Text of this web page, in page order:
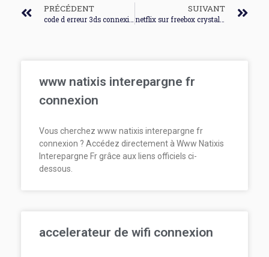
PRÉCÉDENT SUIVANT
www natixis interepargne fr
connexion
Vous cherchez www natixis interepargne fr
connexion ? Accédez directement à Www Natixis
Interepargne Fr grâce aux liens officiels ci-
dessous.
accelerateur de wifi connexion